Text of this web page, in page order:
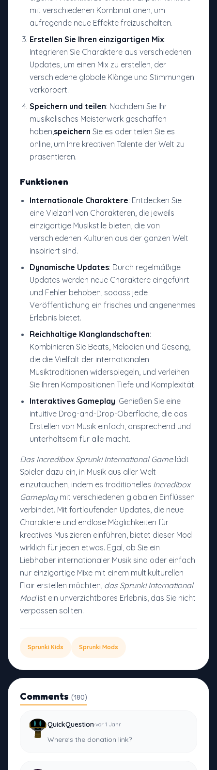
mit verschiedenen Kombinationen, um
aufregende neue Effekte freizuschalten.
Erstellen Sie Ihren einzigartigen Mix:
Integrieren Sie Charaktere aus verschiedenen
Updates, um einen Mix zu erstellen, der
verschiedene globale Klänge und Stimmungen
verkörpert.
Speichern und teilen: Nachdem Sie Ihr
musikalisches Meisterwerk geschaffen
haben,speichern Sie es oder teilen Sie es
online, um Ihre kreativen Talente der Welt zu
präsentieren.
Funktionen
Internationale Charaktere: Entdecken Sie
eine Vielzahl von Charakteren, die jeweils
einzigartige Musikstile bieten, die von
verschiedenen Kulturen aus der ganzen Welt
inspiriert sind.
Dynamische Updates: Durch regelmäßige
Updates werden neue Charaktere eingeführt
und Fehler behoben, sodass jede
Veröffentlichung ein frisches und angenehmes
Erlebnis bietet.
Reichhaltige Klanglandschaften:
Kombinieren Sie Beats, Melodien und Gesang,
die die Vielfalt der internationalen
Musiktraditionen widerspiegeln, und verleihen
Sie Ihren Kompositionen Tiefe und Komplexität.
Interaktives Gameplay: Genießen Sie eine
intuitive Drag-and-Drop-Oberfläche, die das
Erstellen von Musik einfach, ansprechend und
unterhaltsam für alle macht.
Das Incredibox Sprunki International Gamelädt
Spieler dazu ein, in Musik aus aller Welt
einzutauchen, indem es traditionelles Incredibox
Gameplaymit verschiedenen globalen Einflüssen
verbindet. Mit fortlaufenden Updates, die neue
Charaktere und endlose Möglichkeiten für
kreatives Musizieren einführen, bietet dieser Mod
wirklich für jeden etwas. Egal, ob Sie ein
Liebhaber internationaler Musik sind oder einfach
nur einzigartige Mixe mit einem multikulturellen
Flair erstellen möchten, das Sprunki International
Modist ein unverzichtbares Erlebnis, das Sie nicht
verpassen sollten.
Sprunki Kids Sprunki Mods
Comments (180)
QuickQuestion·vor 1 Jahr
Where's the donation link?